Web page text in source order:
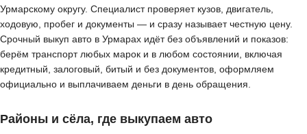
Урмарскому округу. Специалист проверяет кузов, двигатель,
ходовую, пробег и документы — и сразу называет честную цену.
Срочный выкуп авто в Урмарах идёт без объявлений и показов:
берём транспорт любых марок и в любом состоянии, включая
кредитный, залоговый, битый и без документов, оформляем
официально и выплачиваем деньги в день обращения.
Районы и сёла, где выкупаем авто